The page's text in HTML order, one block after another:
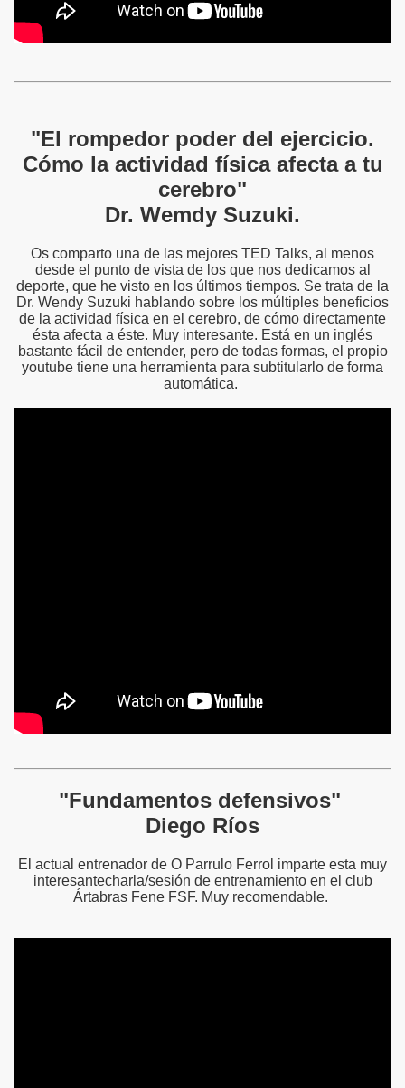
"El rompedor poder del ejercicio.
Cómo la actividad física afecta a tu
cerebro"
Dr. Wemdy Suzuki.
Os comparto una de las mejores TED Talks, al menos
desde el punto de vista de los que nos dedicamos al
deporte, que he visto en los últimos tiempos. Se trata de la
Dr. Wendy Suzuki hablando sobre los múltiples beneficios
de la actividad física en el cerebro, de cómo directamente
ésta afecta a éste. Muy interesante. Está en un inglés
bastante fácil de entender, pero de todas formas, el propio
youtube tiene una herramienta para subtitularlo de forma
automática.
"Fundamentos defensivos"
Diego Ríos
El actual entrenador de O Parrulo Ferrol imparte esta muy
interesantecharla/sesión de entrenamiento en el club
Ártabras Fene FSF. Muy recomendable.